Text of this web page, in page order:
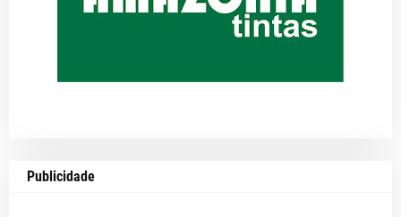
Publicidade